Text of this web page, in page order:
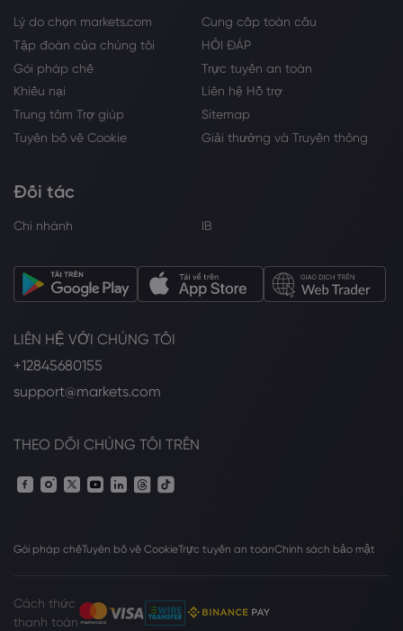
Lý do chọn markets.com
Cung cấp toàn cầu
Tập đoàn của chúng tôi
HỎI ĐÁP
Gói pháp chế
Trực tuyến an toàn
Khiếu nại
Liên hệ Hỗ trợ
Trung tâm Trợ giúp
Sitemap
Tuyên bố về Cookie
Giải thưởng và Truyền thông
Đối tác
Chi nhánh IB
LIÊN HỆ VỚI CHÚNG TÔI
+12845680155
support@markets.com
THEO DÕI CHÚNG TÔI TRÊN
Gói pháp chếTuyên bố về CookieTrực tuyến an toànChính sách bảo mật
Cách thức
thanh toán